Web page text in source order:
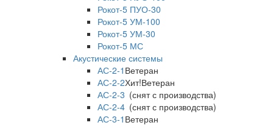
Рокот-5 ПУО-30
Рокот-5 УМ-100
Рокот-5 УМ-30
Рокот-5 МС
Акустические системы
АС-2-1 Ветеран
АС-2-2Хит!Ветеран
АС-2-3 (снят с производства)
АС-2-4 (снят с производства)
АС-3-1 Ветеран